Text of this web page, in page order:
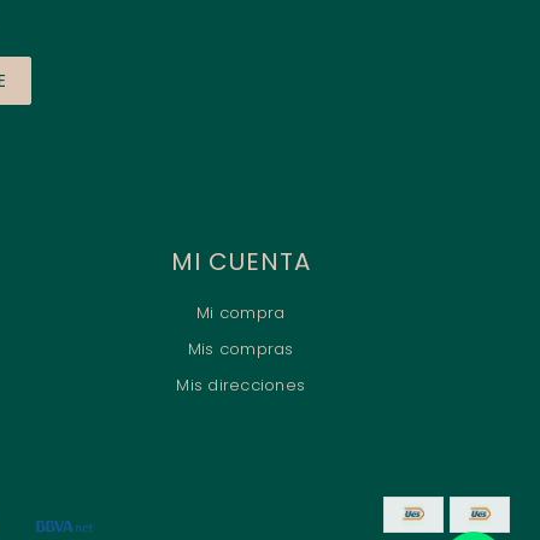
MI CUENTA
Mi compra
Mis compras
Mis direcciones